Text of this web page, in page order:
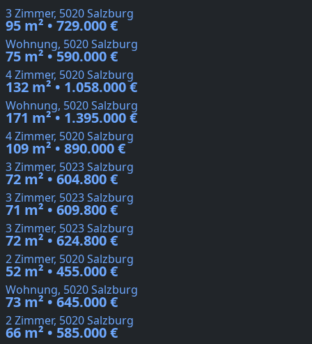
3 Zimmer, 5020 Salzburg
95 m² • 729.000 €
Wohnung, 5020 Salzburg
75 m² • 590.000 €
4 Zimmer, 5020 Salzburg
132 m² • 1.058.000 €
Wohnung, 5020 Salzburg
171 m² • 1.395.000 €
4 Zimmer, 5020 Salzburg
109 m² • 890.000 €
3 Zimmer, 5023 Salzburg
72 m² • 604.800 €
3 Zimmer, 5023 Salzburg
71 m² • 609.800 €
3 Zimmer, 5023 Salzburg
72 m² • 624.800 €
2 Zimmer, 5020 Salzburg
52 m² • 455.000 €
Wohnung, 5020 Salzburg
73 m² • 645.000 €
2 Zimmer, 5020 Salzburg
66 m² • 585.000 €